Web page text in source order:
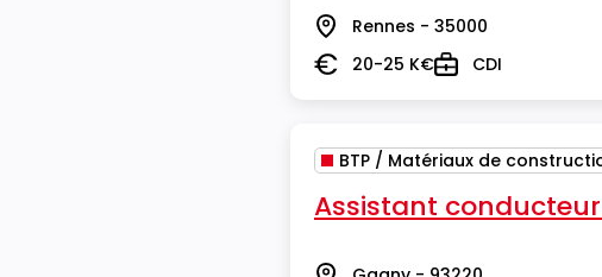
Lieu Rennes - 35000
Salaire20-25 K€TypeCDI
BTP / Matériaux de
Assistant